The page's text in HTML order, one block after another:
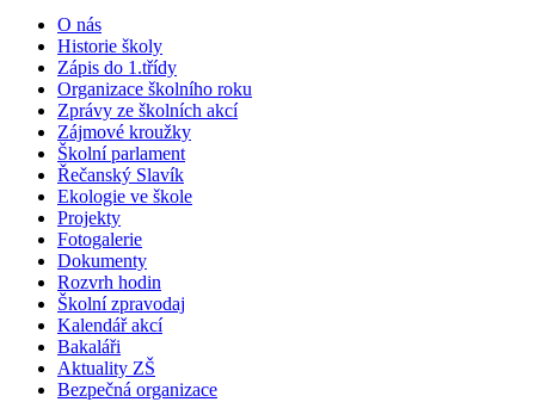
O nás
Historie školy
Zápis do 1.třídy
Organizace školního roku
Zprávy ze školních akcí
Zájmové kroužky
Školní parlament
Řečanský Slavík
Ekologie ve škole
Projekty
Fotogalerie
Dokumenty
Rozvrh hodin
Školní zpravodaj
Kalendář akcí
Bakaláři
Aktuality ZŠ
Bezpečná organizace